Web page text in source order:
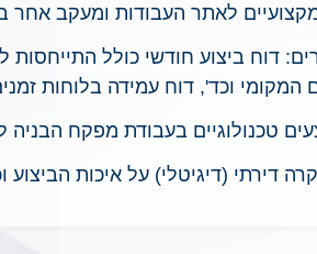
לאתר העבודות ומעקב אחר
דוח ביצוע חודשי כולל
המקומי וכד', דוח עמידה בלוחות
טכנולוגיים בעבודת מפקח הבניה
דירתי (דיגיטלי) על איכות הביצוע